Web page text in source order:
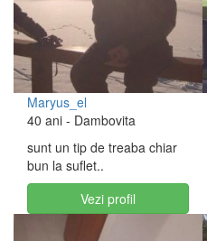
Maryus_el
40 ani - Dambovita
sunt un tip de treaba chiar
bun la suflet..
Vezi profil